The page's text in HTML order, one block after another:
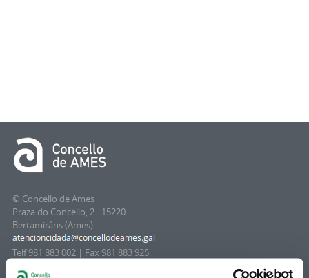
© Concello de Ames
Praza do Concello, 2 |15220
Bertamiráns (Ames)
Telf 981 883 002 | Fax 981 883 925